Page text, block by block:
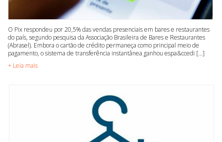
O Pix respondeu por 20,5% das vendas presenciais em bares e restaurantes
do país, segundo pesquisa da Associação Brasileira de Bares e Restaurantes
(Abrasel). Embora o cartão de crédito permaneça como principal meio de
pagamento, o sistema de transferência instantânea ganhou espa&ccedi [...]
+ Leia mais